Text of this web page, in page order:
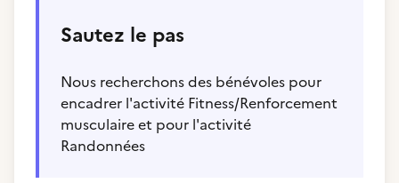
Sautez le pas
Nous recherchons des bénévoles pour
encadrer l'activité Fitness/Renforcement
musculaire et pour l'activité
Randonnées